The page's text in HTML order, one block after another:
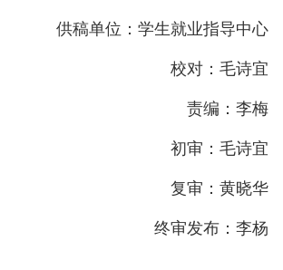
供稿单位：学生就业指导中心
校对：毛诗宜
责编：李梅
初审：毛诗宜
复审：黄晓华
终审发布：李杨